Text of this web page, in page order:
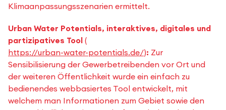
Klimaanpassungsszenarien ermittelt.
Urban Water Potentials, interaktives, digitales und
partizipatives Tool (
https://urban-water-potentials.de/): Zur
Sensibilisierung der Gewerbetreibenden vor Ort und
der weiteren Öffentlichkeit wurde ein einfach zu
bedienendes webbasiertes Tool entwickelt, mit
welchem man Informationen zum Gebiet sowie den